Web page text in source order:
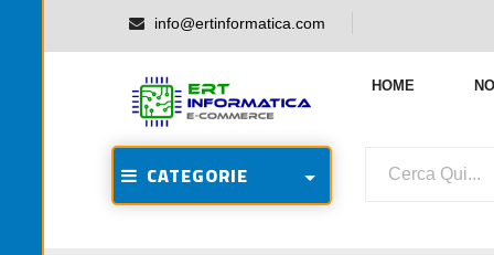
info@ertinformatica.com
HOME
CATEGORIE